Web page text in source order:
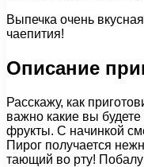
Выпечка очень
чаепития!
Описание
Расскажу, как
важно какие вы
фрукты. С начинкой
Пирог получается
тающий во рту!